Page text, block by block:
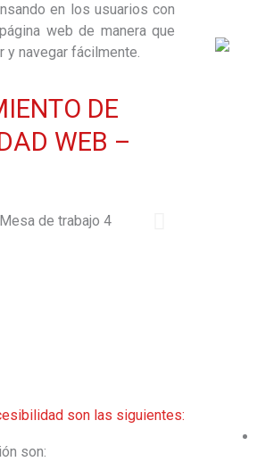
en los usuarios con
web de manera que
y navegar fácilmente.
DE
WEB –
son las siguientes:
son: